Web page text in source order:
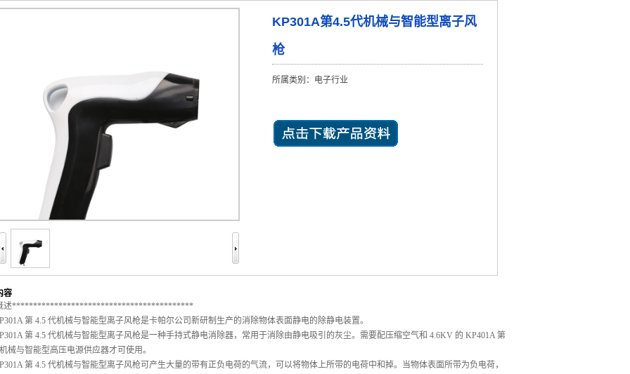
KP301A第4.5代机械与智能型离子风
枪
所属类别：电子行业
容
述*******************************************
第 4.5 代机械与智能型离子风枪是卡帕尔公司新研制生产的消除物体表面静电的除静电装置。
第 4.5 代机械与智能型离子风枪是一种手持式静电消除器，常用于消除由静电吸引的灰尘。需要配压缩空气和 4.6KV 的 KP401A 第
械与智能型高压电源供应器才可使用。
第 4.5 代机械与智能型离子风枪可产生大量的带有正负电荷的气流，可以将物体上所带的电荷中和掉。当物体表面所带为负电荷，